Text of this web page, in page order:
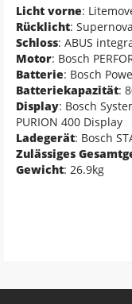
Licht vorne:
Rücklicht:
Schloss: ABUS
Motor: Bosch
Batterie: Bosch
Batteriekapazität:
Display: Bosch
PURION 400 Display
Ladegerät: Bosch
Zulässiges
Gewicht: 26.9kg